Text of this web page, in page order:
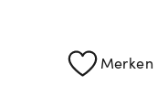
Merken